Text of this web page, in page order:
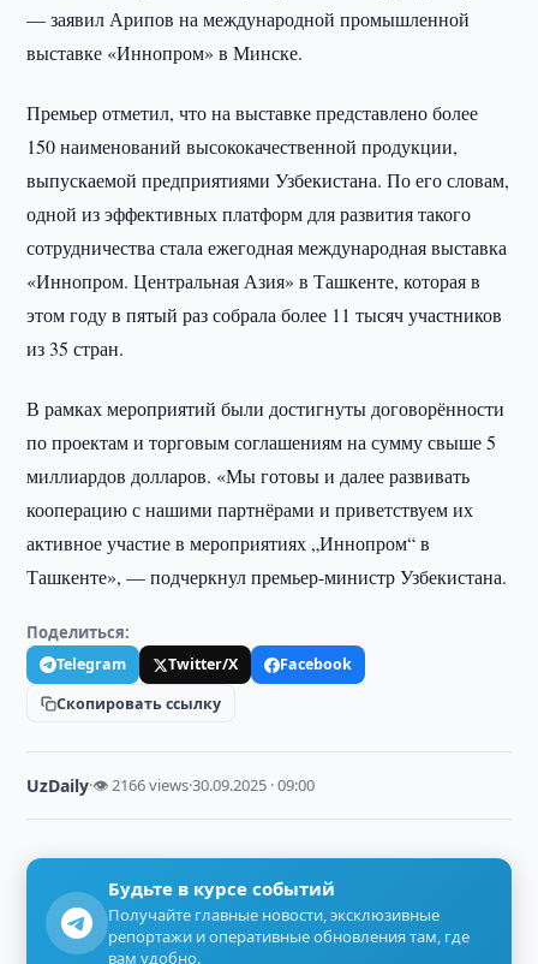
— заявил Арипов на международной промышленной
выставке «Иннопром» в Минске.
Премьер отметил, что на выставке представлено более
150 наименований высококачественной продукции,
выпускаемой предприятиями Узбекистана. По его словам,
одной из эффективных платформ для развития такого
сотрудничества стала ежегодная международная выставка
«Иннопром. Центральная Азия» в Ташкенте, которая в
этом году в пятый раз собрала более 11 тысяч участников
из 35 стран.
В рамках мероприятий были достигнуты договорённости
по проектам и торговым соглашениям на сумму свыше 5
миллиардов долларов. «Мы готовы и далее развивать
кооперацию с нашими партнёрами и приветствуем их
активное участие в мероприятиях „Иннопром“ в
Ташкенте», — подчеркнул премьер-министр Узбекистана.
Поделиться:
Telegram Twitter/X
Facebook
Скопировать ссылку
UzDaily·👁 2166 views·30.09.2025 · 09:00
Будьте в курсе событий
Получайте главные новости, эксклюзивные
репортажи и оперативные обновления там, где
вам удобно.